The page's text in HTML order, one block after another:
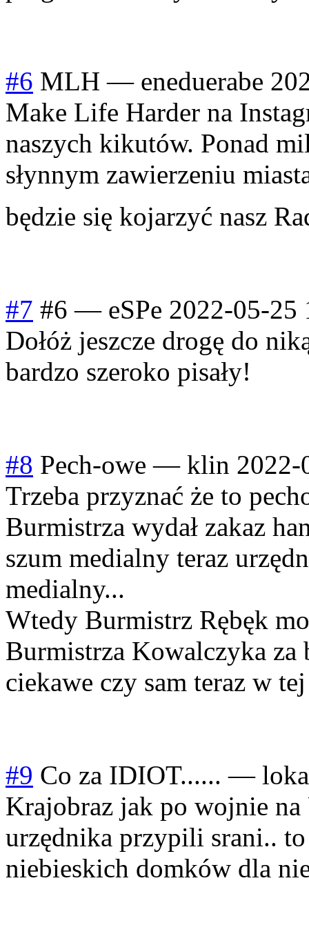
#6 MLH — eneduerabe
Make Life Harder na
naszych kikutów. Ponad
słynnym zawierzeniu
będzie się kojarzyć nasz
#7 #6 — eSPe 2022-05-25
Dołóż jeszcze drogę do
bardzo szeroko pisały!
#8 Pech-owe — klin 2022-
Trzeba przyznać że to
Burmistrza wydał zakaz
szum medialny teraz
medialny...
Wtedy Burmistrz Rębęk
Burmistrza Kowalczyka za
ciekawe czy sam teraz w
#9 Co za IDIOT...... —
Krajobraz jak po wojnie
urzędnika przypili srani.. to
niebieskich domków dla